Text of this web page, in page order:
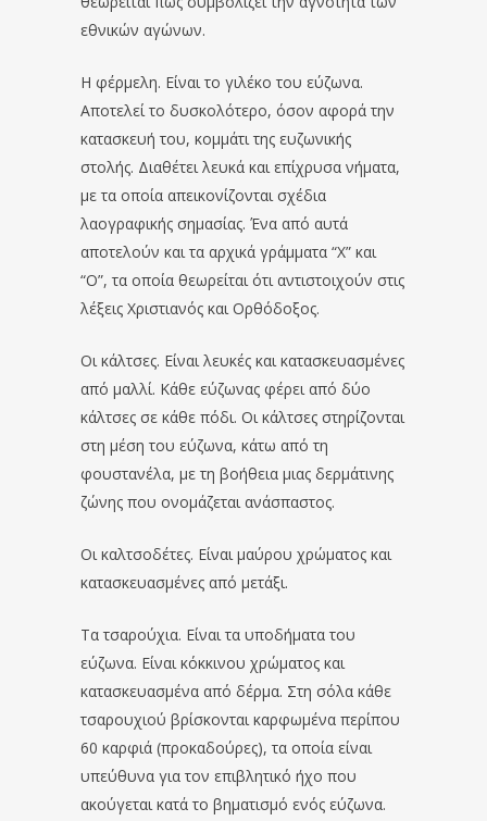
εθνικών αγώνων.
Η φέρμελη. Είναι το γιλέκο του εύζωνα.
Αποτελεί το δυσκολότερο, όσον αφορά την
κατασκευή του, κομμάτι της ευζωνικής
στολής. Διαθέτει λευκά και επίχρυσα νήματα,
με τα οποία απεικονίζονται σχέδια
λαογραφικής σημασίας. Ένα από αυτά
αποτελούν και τα αρχικά γράμματα “Χ” και
“Ο”, τα οποία θεωρείται ότι αντιστοιχούν στις
λέξεις Χριστιανός και Ορθόδοξος.
Οι κάλτσες. Είναι λευκές και κατασκευασμένες
από μαλλί. Κάθε εύζωνας φέρει από δύο
κάλτσες σε κάθε πόδι. Οι κάλτσες στηρίζονται
στη μέση του εύζωνα, κάτω από τη
φουστανέλα, με τη βοήθεια μιας δερμάτινης
ζώνης που ονομάζεται ανάσπαστος.
Οι καλτσοδέτες. Είναι μαύρου χρώματος και
κατασκευασμένες από μετάξι.
Τα τσαρούχια. Είναι τα υποδήματα του
εύζωνα. Είναι κόκκινου χρώματος και
κατασκευασμένα από δέρμα. Στη σόλα κάθε
τσαρουχιού βρίσκονται καρφωμένα περίπου
60 καρφιά (προκαδούρες), τα οποία είναι
υπεύθυνα για τον επιβλητικό ήχο που
ακούγεται κατά το βηματισμό ενός εύζωνα.